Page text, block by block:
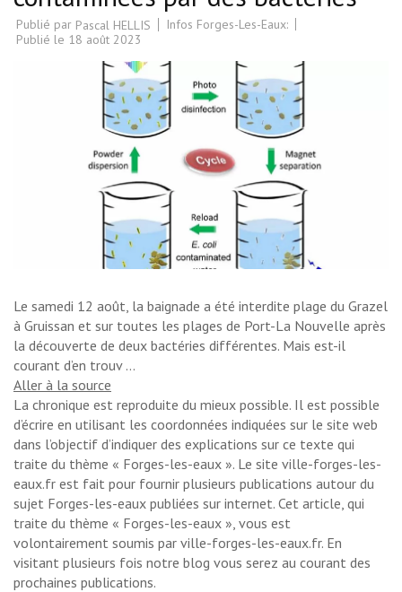
Publié par Pascal HELLIS
Infos Forges-Les-Eaux:
Publié le 18 août 2023
Le samedi 12 août, la baignade a été interdite plage du Grazel
à Gruissan et sur toutes les plages de Port-La Nouvelle après
la découverte de deux bactéries différentes. Mais est-il
courant d’en trouv …
Aller à la source
La chronique est reproduite du mieux possible. Il est possible
d’écrire en utilisant les coordonnées indiquées sur le site web
dans l’objectif d’indiquer des explications sur ce texte qui
traite du thème « Forges-les-eaux ». Le site ville-forges-les-
eaux.fr est fait pour fournir plusieurs publications autour du
sujet Forges-les-eaux publiées sur internet. Cet article, qui
traite du thème « Forges-les-eaux », vous est
volontairement soumis par ville-forges-les-eaux.fr. En
visitant plusieurs fois notre blog vous serez au courant des
prochaines publications.